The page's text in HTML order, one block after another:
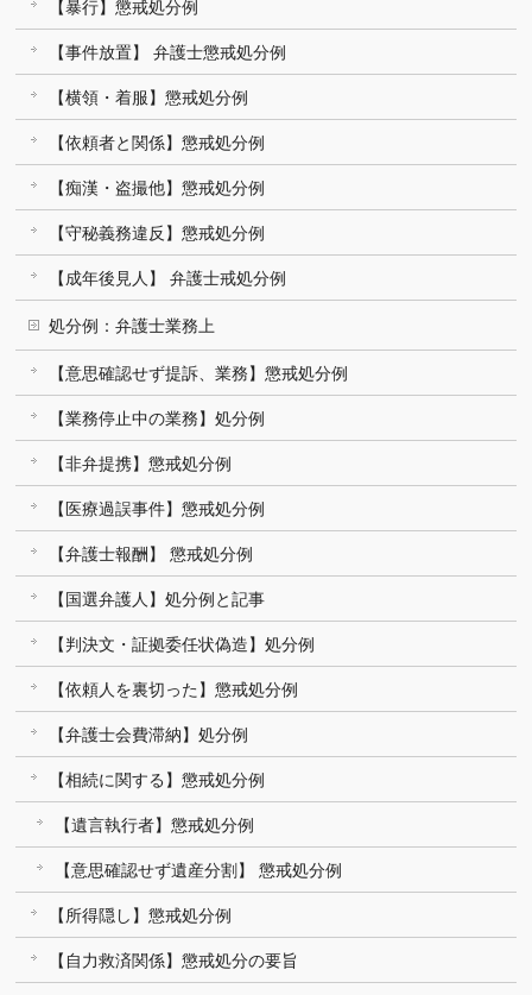
【暴行】懲戒処分例
【事件放置】 弁護士懲戒処分例
【横領・着服】懲戒処分例
【依頼者と関係】懲戒処分例
【痴漢・盗撮他】懲戒処分例
【守秘義務違反】懲戒処分例
【成年後見人】 弁護士戒処分例
処分例：弁護士業務上
【意思確認せず提訴、業務】懲戒処分例
【業務停止中の業務】処分例
【非弁提携】懲戒処分例
【医療過誤事件】懲戒処分例
【弁護士報酬】 懲戒処分例
【国選弁護人】処分例と記事
【判決文・証拠委任状偽造】処分例
【依頼人を裏切った】懲戒処分例
【弁護士会費滞納】処分例
【相続に関する】懲戒処分例
【遺言執行者】懲戒処分例
【意思確認せず遺産分割】 懲戒処分例
【所得隠し】懲戒処分例
【自力救済関係】懲戒処分の要旨